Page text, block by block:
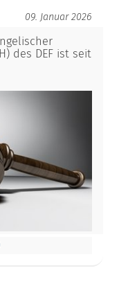
09. Januar 2026
des DEF ist seit